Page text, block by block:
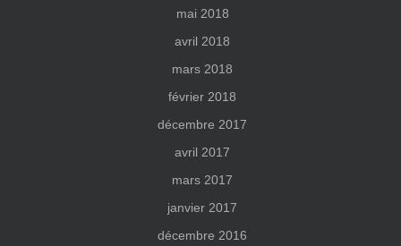
mai 2018
avril 2018
mars 2018
février 2018
décembre 2017
avril 2017
mars 2017
janvier 2017
décembre 2016